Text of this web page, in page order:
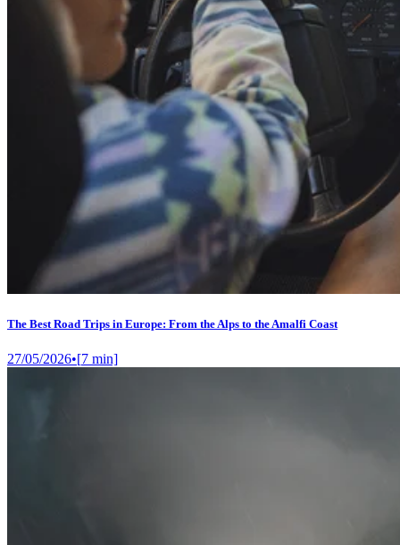
The Best Road Trips in Europe: From the Alps to the Amalfi Coast
27/05/2026•[7 min]